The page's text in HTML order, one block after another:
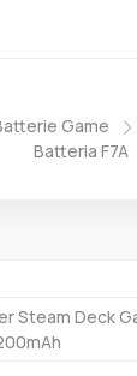
Game
Batteria F7A